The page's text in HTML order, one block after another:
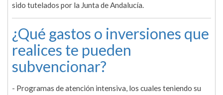
sido tutelados por la Junta de Andalucía.
¿Qué gastos o inversiones que
realices te pueden
subvencionar?
- Programas de atención intensiva, los cuales teniendo su